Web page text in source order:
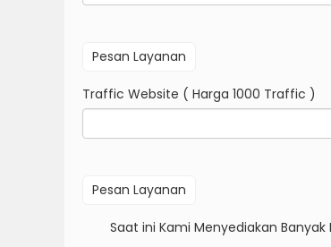
Traffic Website ( Harga 1000 Traffic )
Saat ini Kami Menyediakan